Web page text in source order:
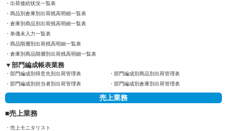
出荷接続状況一覧表
商品別倉庫別出荷残高明細一覧表
倉庫別商品別出荷残高明細一覧表
単価未入力一覧表
商品階層別出荷残高明細一覧表
倉庫別商品階層別出荷残高明細一覧表
部門編成帳表業務
部門編成別得意先別出荷管理表
部門編成別商品別出荷管理表
部門編成別担当者別出荷管理表
部門編成別倉庫別出荷管理表
売上業務
売上業務
売上モニタリスト